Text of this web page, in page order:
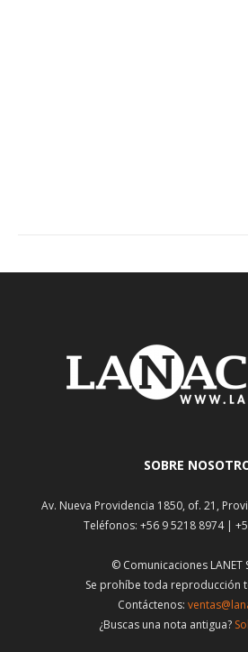
SOBRE
Av. Nueva Providencia 1850, of. 21,
Teléfonos: +56 9 5218 8974 |
© Comunicaciones LANET
Se prohíbe toda reproducción
Contáctenos:
¿Buscas una nota antigua?